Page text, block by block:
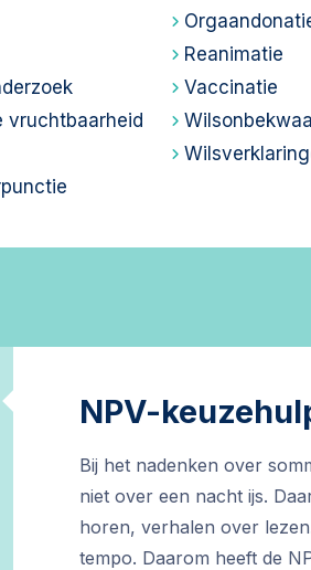
vruchtbaarheid
Reanimatie
Vaccinatie
NPV-
Bij het nadenken over
niet over een nacht ijs.
horen, verhalen over
tempo. Daarom heeft de